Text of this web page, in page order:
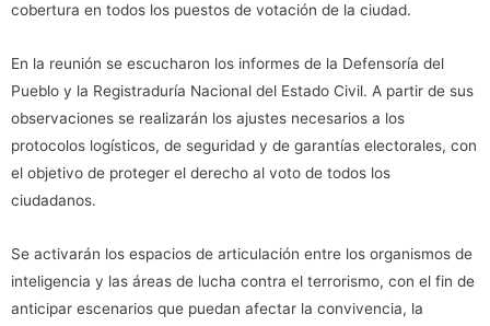
cobertura en todos los puestos de votación de la ciudad.
En la reunión se escucharon los informes de la Defensoría del
Pueblo y la Registraduría Nacional del Estado Civil. A partir de sus
observaciones se realizarán los ajustes necesarios a los
protocolos logísticos, de seguridad y de garantías electorales, con
el objetivo de proteger el derecho al voto de todos los
ciudadanos.
Se activarán los espacios de articulación entre los organismos de
inteligencia y las áreas de lucha contra el terrorismo, con el fin de
anticipar escenarios que puedan afectar la convivencia, la